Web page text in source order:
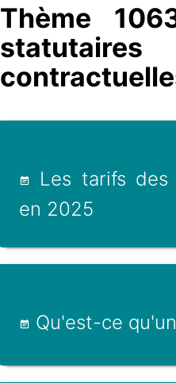
Thème
Les tarifs des
en 2025
Qu'est-ce